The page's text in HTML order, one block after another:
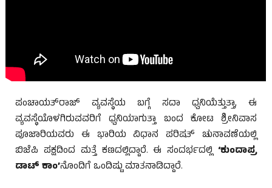
ಪಂಚಾಯತ್‌ರಾಜ್ ವ್ಯವಸ್ಥೆಯ ಬಗ್ಗೆ ಸದಾ ಧ್ವನಿಯೆತ್ತುತ್ತಾ, ಈ
ವ್ಯವಸ್ಥೆಯೊಳಗಿರುವವರಿಗೆ ಧ್ವನಿಯಾಗುತ್ತಾ ಬಂದ ಕೋಟ ಶ್ರೀನಿವಾಸ
ಪೂಜಾರಿಯವರು ಈ ಭಾರಿಯ ವಿಧಾನ ಪರಿಷತ್ ಚುನಾವಣೆಯಲ್ಲಿ
ಬಿಜೆಪಿ ಪಕ್ಷದಿಂದ ಮತ್ತೆ ಕಣದಲ್ಲಿದ್ದಾರೆ. ಈ ಸಂದರ್ಭದಲ್ಲಿ‘ಕುಂದಾಪ್ರ
ಡಾಟ್ ಕಾಂ’ನೊಂದಿಗೆ ಒಂದಿಷ್ಟು ಮಾತನಾಡಿದ್ದಾರೆ.